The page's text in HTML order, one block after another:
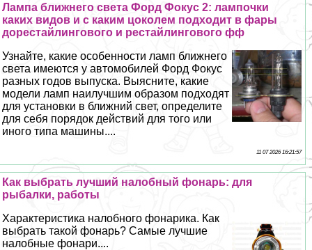
Лампа ближнего света Форд Фокус 2: лампочки
каких видов и с каким цоколем подходит в фары
дорестайлингового и рестайлингового фф
Узнайте, какие особенности ламп ближнего
света имеются у автомобилей Форд Фокус
разных годов выпуска. Выясните, какие
модели ламп наилучшим образом подходят
для установки в ближний свет, определите
для себя порядок действий для того или
иного типа машины....
11 07 2026 16:21:57
Как выбрать лучший налобный фонарь: для
рыбалки, работы
Хаpaктеристика налобного фонарика. Как
выбрать такой фонарь? Самые лучшие
налобные фонари....